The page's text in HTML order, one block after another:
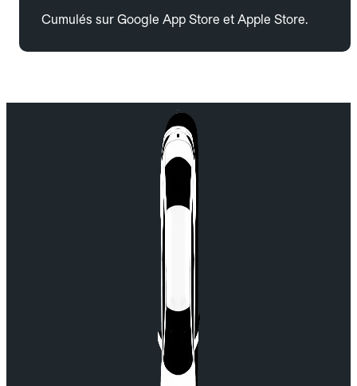
Cumulés sur Google App Store et Apple Store.